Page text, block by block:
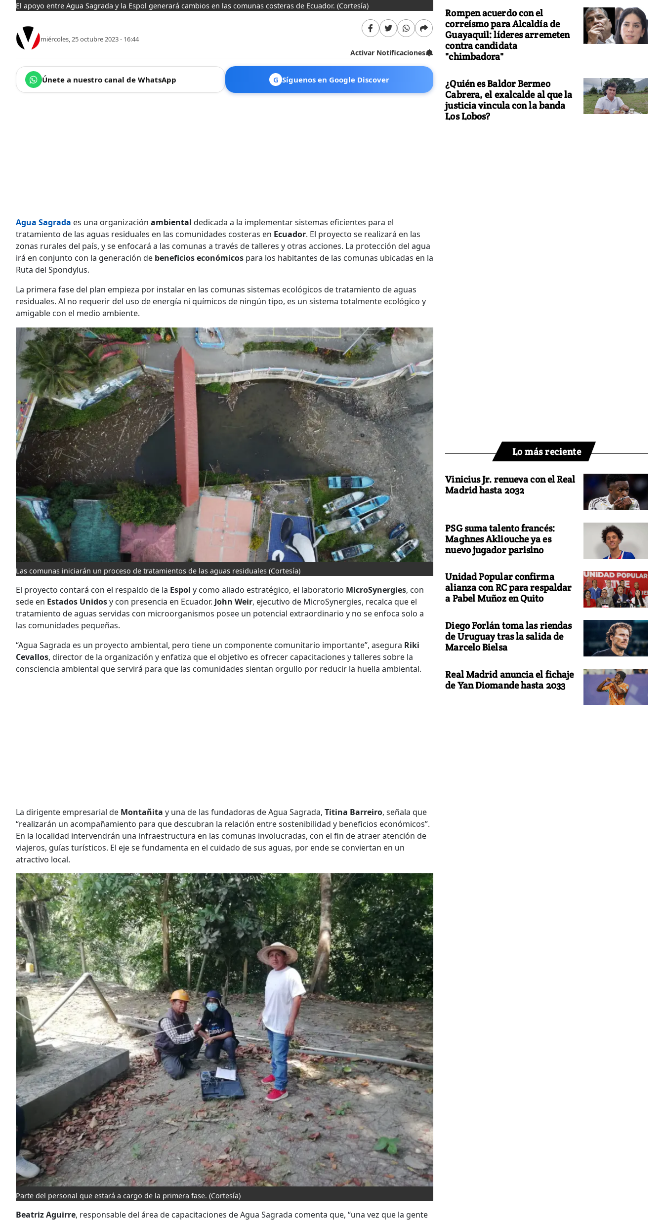
El apoyo entre Agua Sagrada y la Espol generará cambios en las comunas costeras de Ecuador. (Cortesía)
miércoles, 25 octubre 2023 - 16:44
Activar Notificaciones
Únete a nuestro canal de WhatsApp G Síguenos en Google Discover
Agua Sagrada es una organización ambiental dedicada a la implementar sistemas eficientes para el
tratamiento de las aguas residuales en las comunidades costeras en Ecuador. El proyecto se realizará en las
zonas rurales del país, y se enfocará a las comunas a través de talleres y otras acciones. La protección del agua
irá en conjunto con la generación de beneficios económicos para los habitantes de las comunas ubicadas en la
Ruta del Spondylus.
La primera fase del plan empieza por instalar en las comunas sistemas ecológicos de tratamiento de aguas
residuales. Al no requerir del uso de energía ni químicos de ningún tipo, es un sistema totalmente ecológico y
amigable con el medio ambiente.
Las comunas iniciarán un proceso de tratamientos de las aguas residuales (Cortesía)
El proyecto contará con el respaldo de la Espol y como aliado estratégico, el laboratorio MicroSynergies, con
sede en Estados Unidosy con presencia en Ecuador. John Weir, ejecutivo de MicroSynergies, recalca que el
tratamiento de aguas servidas con microorganismos posee un potencial extraordinario y no se enfoca solo a
las comunidades pequeñas.
“Agua Sagrada es un proyecto ambiental, pero tiene un componente comunitario importante”, asegura Riki
Cevallos, director de la organización y enfatiza que el objetivo es ofrecer capacitaciones y talleres sobre la
consciencia ambiental que servirá para que las comunidades sientan orgullo por reducir la huella ambiental.
La dirigente empresarial de Montañita y una de las fundadoras de Agua Sagrada, Titina Barreiro, señala que
“realizarán un acompañamiento para que descubran la relación entre sostenibilidad y beneficios económicos”.
En la localidad intervendrán una infraestructura en las comunas involucradas, con el fin de atraer atención de
viajeros, guías turísticos. El eje se fundamenta en el cuidado de sus aguas, por ende se conviertan en un
atractivo local.
Parte del personal que estará a cargo de la primera fase. (Cortesía)
Beatriz Aguirre, responsable del área de capacitaciones de Agua Sagrada comenta que, “una vez que la gente
Rompen acuerdo con el
correísmo para Alcaldía de
Guayaquil: líderes arremeten
contra candidata
"chimbadora"
¿Quién es Baldor Bermeo
Cabrera, el exalcalde al que la
justicia vincula con la banda
Los Lobos?
Lo más reciente
Vinicius Jr. renueva con el Real
Madrid hasta 2032
PSG suma talento francés:
Maghnes Akliouche ya es
nuevo jugador parisino
Unidad Popular confirma
alianza con RC para respaldar
a Pabel Muñoz en Quito
Diego Forlán toma las riendas
de Uruguay tras la salida de
Marcelo Bielsa
Real Madrid anuncia el fichaje
de Yan Diomande hasta 2033